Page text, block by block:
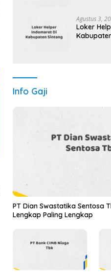
Agustus 3,
Loker
Info Gaji
PT Dian Swastatika Sentosa
Lengkap Paling Lengkap